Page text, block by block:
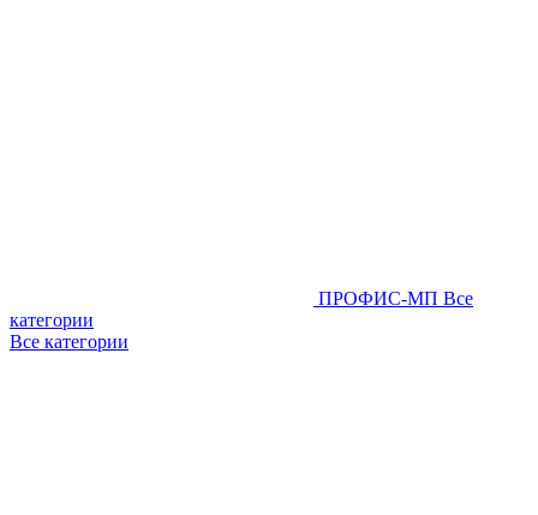
ПРОФИС-МП Все
категории
Все категории